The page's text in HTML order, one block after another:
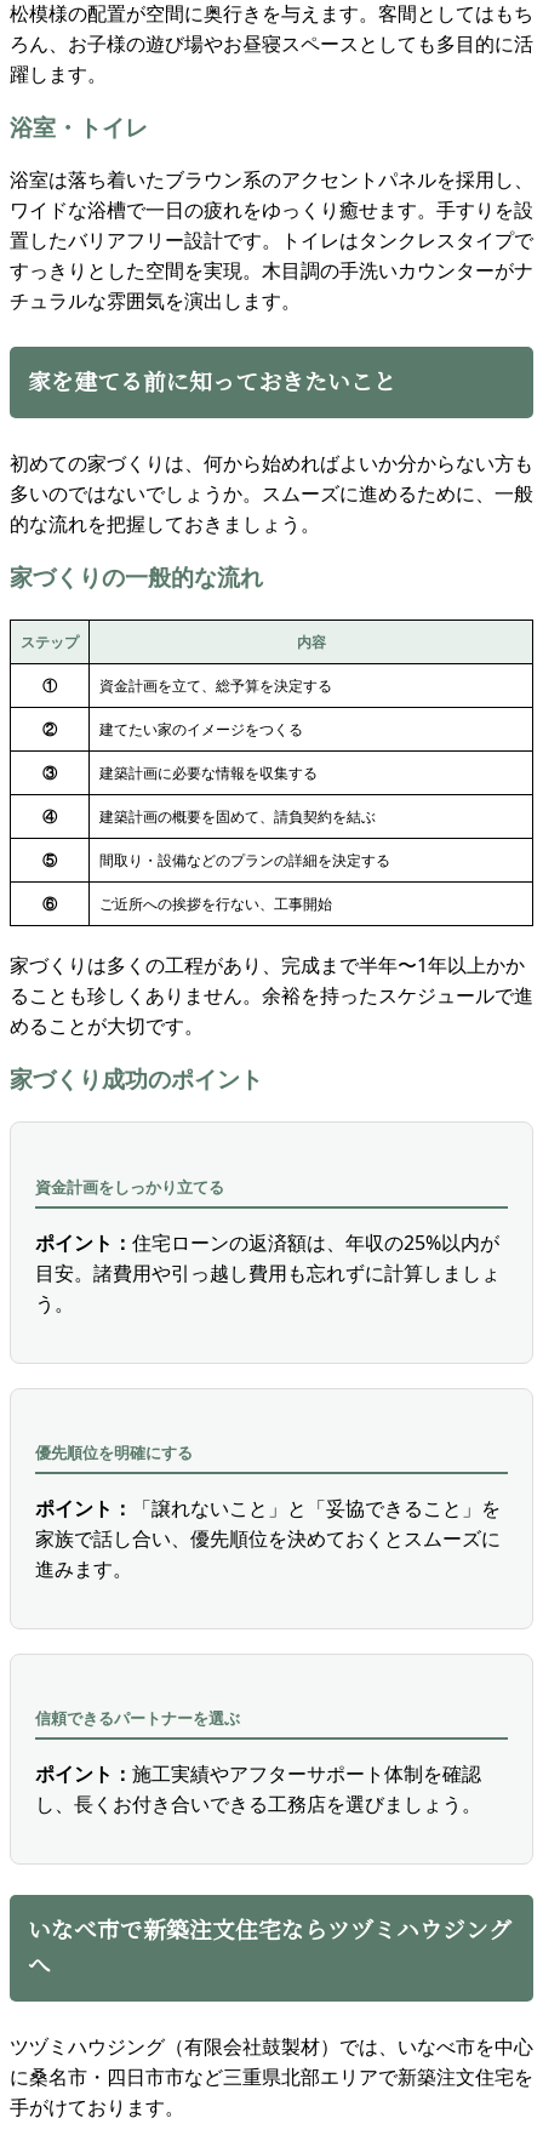
松模様の配置が空間に奥行きを与えます。客間としてはもち
ろん、お子様の遊び場やお昼寝スペースとしても多目的に活
躍します。
浴室・トイレ
浴室は落ち着いたブラウン系のアクセントパネルを採用し、
ワイドな浴槽で一日の疲れをゆっくり癒せます。手すりを設
置したバリアフリー設計です。トイレはタンクレスタイプで
すっきりとした空間を実現。木目調の手洗いカウンターがナ
チュラルな雰囲気を演出します。
家を建てる前に知っておきたいこと
初めての家づくりは、何から始めればよいか分からない方も
多いのではないでしょうか。スムーズに進めるために、一般
的な流れを把握しておきましょう。
家づくりの一般的な流れ
ステップ 内容
① 資金計画を立て、総予算を決定する
② 建てたい家のイメージをつくる
③ 建築計画に必要な情報を収集する
④ 建築計画の概要を固めて、請負契約を結ぶ
⑤ 間取り・設備などのプランの詳細を決定する
⑥ ご近所への挨拶を行ない、工事開始
家づくりは多くの工程があり、完成まで半年〜1年以上かか
ることも珍しくありません。余裕を持ったスケジュールで進
めることが大切です。
家づくり成功のポイント
資金計画をしっかり立てる
ポイント： 住宅ローンの返済額は、年収の25%以内が
目安。諸費用や引っ越し費用も忘れずに計算しましょ
う。
優先順位を明確にする
ポイント：
「譲れないこと」と「妥協できること」を
家族で話し合い、優先順位を決めておくとスムーズに
進みます。
信頼できるパートナーを選ぶ
ポイント： 施工実績やアフターサポート体制を確認
し、長くお付き合いできる工務店を選びましょう。
いなべ市で新築注文住宅ならツヅミハウジング
へ
ツヅミハウジング（有限会社鼓製材）では、いなべ市を中心
に桑名市・四日市市など三重県北部エリアで新築注文住宅を
手がけております。